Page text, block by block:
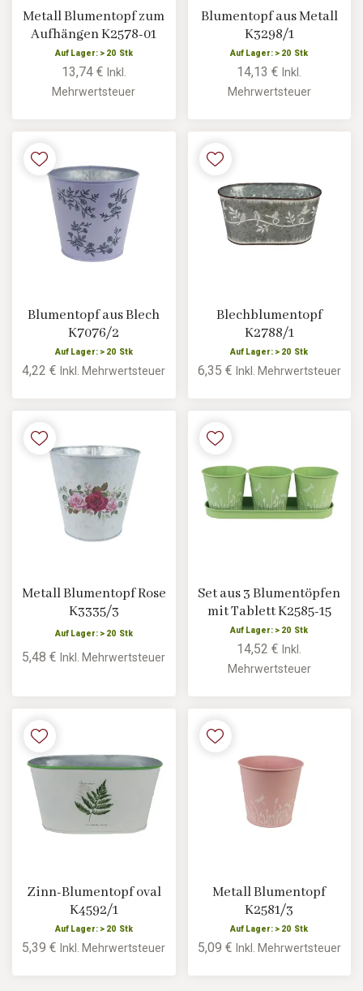
Metall Blumentopf zum
Aufhängen K2578-01
Auf Lager: > 20 Stk
13,74 € Inkl.
Mehrwertsteuer
Blumentopf aus Metall
K3298/1
Auf Lager: > 20 Stk
14,13 €Inkl.
Mehrwertsteuer
Blumentopf aus Blech
K7076/2
Auf Lager: > 20 Stk
4,22 €Inkl. Mehrwertsteuer
Blechblumentopf
K2788/1
Auf Lager: > 20 Stk
6,35 € Inkl. Mehrwertsteuer
Metall Blumentopf Rose
K3335/3
Auf Lager: > 20 Stk
5,48 €Inkl. Mehrwertsteuer
Set aus 3 Blumentöpfen
mit Tablett K2585-15
Auf Lager: > 20 Stk
14,52 €Inkl.
Mehrwertsteuer
Zinn-Blumentopf oval
K4592/1
Auf Lager: > 20 Stk
5,39 €Inkl. Mehrwertsteuer
Metall Blumentopf
K2581/3
Auf Lager: > 20 Stk
5,09 € Inkl. Mehrwertsteuer